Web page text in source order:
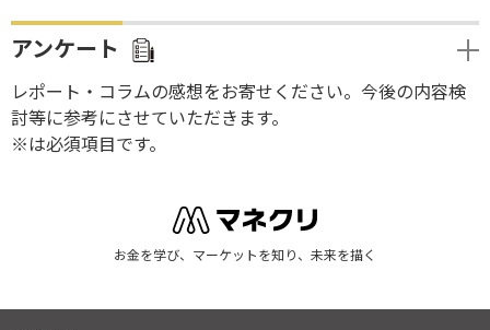
アンケート
レポート・コラムの感想をお寄せください。今後の内容検
討等に参考にさせていただきます。
※は必須項目です。
お金を学び、マーケットを知り、未来を描く